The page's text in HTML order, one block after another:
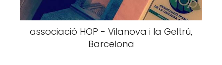
associació HOP - Vilanova i la Geltrú,
Barcelona